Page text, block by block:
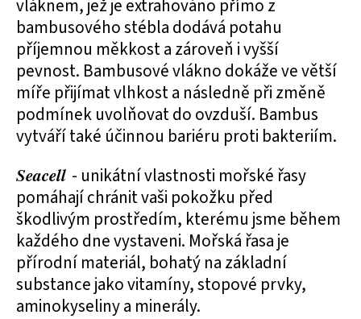
vláknem, jež je extrahováno přímo z
bambusového stébla dodává potahu
příjemnou měkkost a zároveň i vyšší
pevnost. Bambusové vlákno dokáže ve větší
míře přijímat vlhkost a následně při změně
podmínek uvolňovat do ovzduší. Bambus
vytváří také účinnou bariéru proti bakteriím.
Seacell - unikátní vlastnosti mořské řasy
pomáhají chránit vaši pokožku před
škodlivým prostředím, kterému jsme během
každého dne vystaveni. Mořská řasa je
přírodní materiál, bohatý na základní
substance jako vitamíny, stopové prvky,
aminokyseliny a minerály.